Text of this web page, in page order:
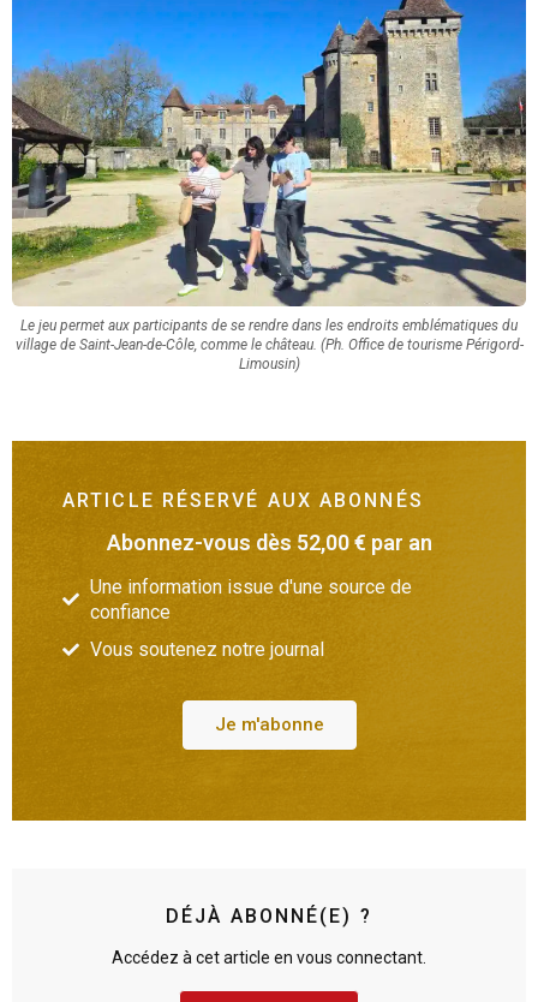
Le jeu permet aux participants de se rendre dans les endroits emblématiques du
village de Saint-Jean-de-Côle, comme le château. (Ph. Office de tourisme Périgord-
Limousin)
ARTICLE RÉSERVÉ AUX ABONNÉS
Abonnez-vous dès 52,00 € par an
Une information issue d'une source de
confiance
Vous soutenez notre journal
Je m'abonne
DÉJÀ ABONNÉ(E) ?
Accédez à cet article en vous connectant.